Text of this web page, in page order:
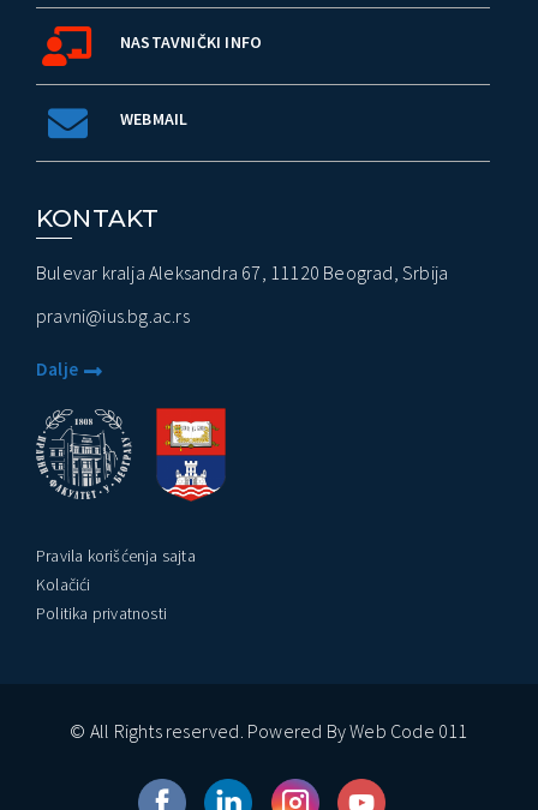
NASTAVNIČKI INFO
WEBMAIL
KONTAKT
Bulevar kralja Aleksandra 67, 11120 Beograd, Srbija
pravni@ius.bg.ac.rs
Dalje
Pravila korišćenja sajta
Kolačići
Politika privatnosti
© All Rights reserved. Powered By Web Code 011